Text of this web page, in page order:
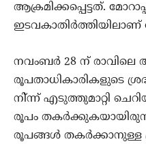
ആക്രമിക്കപ്പെട്ടത്.
ഇടവകാതിര്‍ത്തിയിലാണ്
നവംബര്‍ 28 ന്
രൂപതാധികാരികളുടെ
നി്ന്ന് എടുത്തുമാറ്റി
രൂപം തകര്‍ക്കുകയായിരുന്നു.
രൂപങ്ങള്‍ തകര്‍ക്കാനുള്ള